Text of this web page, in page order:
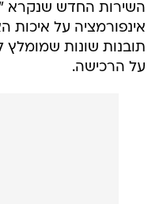
אינפורמציה על איכות
תובנות שונות שמומלץ
על הרכישה.